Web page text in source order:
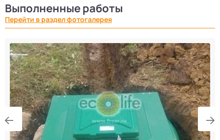
Выполненные работы
Перейти в раздел фотогалерея